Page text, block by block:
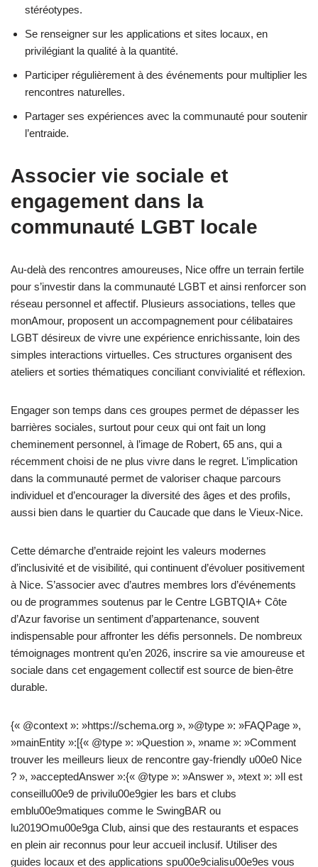
stéréotypes.
Se renseigner sur les applications et sites locaux, en
privilégiant la qualité à la quantité.
Participer régulièrement à des événements pour multiplier les
rencontres naturelles.
Partager ses expériences avec la communauté pour soutenir
l’entraide.
Associer vie sociale et
engagement dans la
communauté LGBT locale
Au-delà des rencontres amoureuses, Nice offre un terrain fertile
pour s’investir dans la communauté LGBT et ainsi renforcer son
réseau personnel et affectif. Plusieurs associations, telles que
monAmour, proposent un accompagnement pour célibataires
LGBT désireux de vivre une expérience enrichissante, loin des
simples interactions virtuelles. Ces structures organisent des
ateliers et sorties thématiques conciliant convivialité et réflexion.
Engager son temps dans ces groupes permet de dépasser les
barrières sociales, surtout pour ceux qui ont fait un long
cheminement personnel, à l’image de Robert, 65 ans, qui a
récemment choisi de ne plus vivre dans le regret. L’implication
dans la communauté permet de valoriser chaque parcours
individuel et d’encourager la diversité des âges et des profils,
aussi bien dans le quartier du Caucade que dans le Vieux-Nice.
Cette démarche d’entraide rejoint les valeurs modernes
d’inclusivité et de visibilité, qui continuent d’évoluer positivement
à Nice. S’associer avec d’autres membres lors d’événements
ou de programmes soutenus par le Centre LGBTQIA+ Côte
d’Azur favorise un sentiment d’appartenance, souvent
indispensable pour affronter les défis personnels. De nombreux
témoignages montrent qu’en 2026, inscrire sa vie amoureuse et
sociale dans cet engagement collectif est source de bien-être
durable.
{« @context »: »https://schema.org », »@type »: »FAQPage »,
»mainEntity »:[{« @type »: »Question », »name »: »Comment
trouver les meilleurs lieux de rencontre gay-friendly u00e0 Nice
? », »acceptedAnswer »:{« @type »: »Answer », »text »: »Il est
conseillu00e9 de privilu00e9gier les bars et clubs
emblu00e9matiques comme le SwingBAR ou
lu2019Omu00e9ga Club, ainsi que des restaurants et espaces
en plein air reconnus pour leur accueil inclusif. Utiliser des
guides locaux et des applications spu00e9cialisu00e9es vous